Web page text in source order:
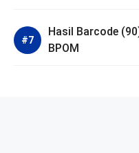
Hasil Barcode
BPOM